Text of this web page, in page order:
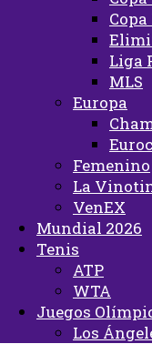
Liga
MLS
Europa
Femenino
La
VenEX
Mundial 2026
Tenis
ATP
WTA
Juegos
Los